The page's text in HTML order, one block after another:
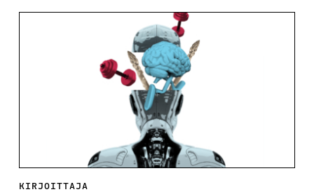
KIRJOITTAJA